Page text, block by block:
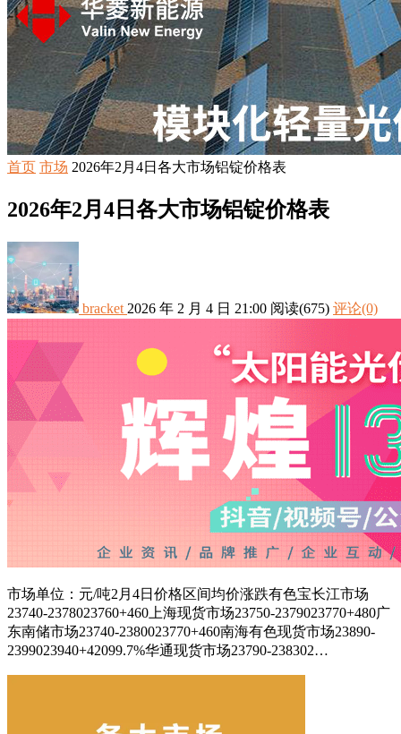
首页 市场 2026年2月4日各大市场铝锭价格表
2026年2月4日各大市场铝锭价格表
bracket 2026 年 2 月 4 日 21:00 阅读(675) 评论(0)
市场单位：元/吨2月4日价格区间均价涨跌有色宝长江市场
23740-2378023760+460上海现货市场23750-2379023770+480广
东南储市场23740-2380023770+460南海有色现货市场23890-
2399023940+42099.7%华通现货市场23790-238302…